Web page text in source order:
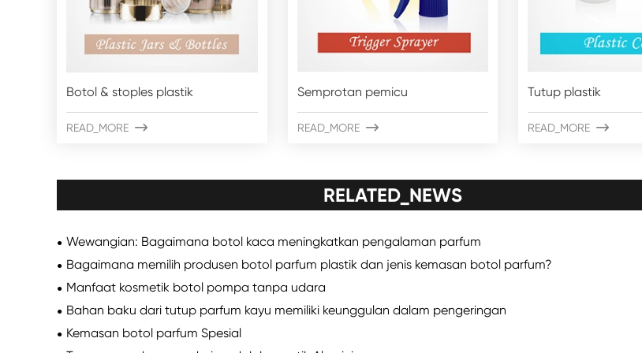
Botol & stoples plastik
READ_MORE 
Semprotan pemicu
READ_MORE 
Tutup plastik
READ_MORE 
RELATED_NEWS
Wewangian: Bagaimana botol kaca meningkatkan pengalaman parfum
Bagaimana memilih produsen botol parfum plastik dan jenis kemasan botol parfum?
Manfaat kosmetik botol pompa tanpa udara
Bahan baku dari tutup parfum kayu memiliki keunggulan dalam pengeringan
Kemasan botol parfum Spesial